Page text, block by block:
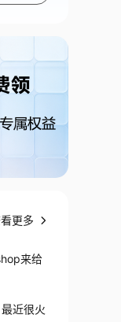
更多
来给
近很火